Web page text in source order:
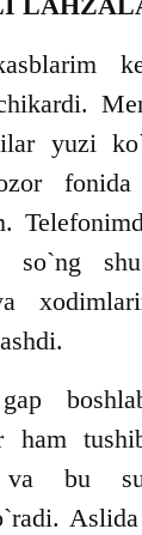
yuzi
so`ng
ham
va bu